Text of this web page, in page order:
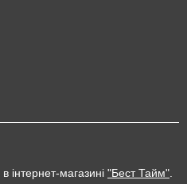
в інтернет-магазині "Бест Тайм"